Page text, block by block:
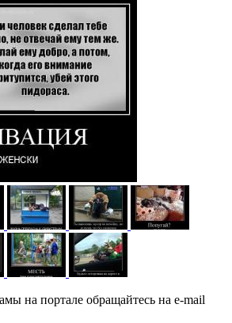
на портале обращайтесь на e-mail